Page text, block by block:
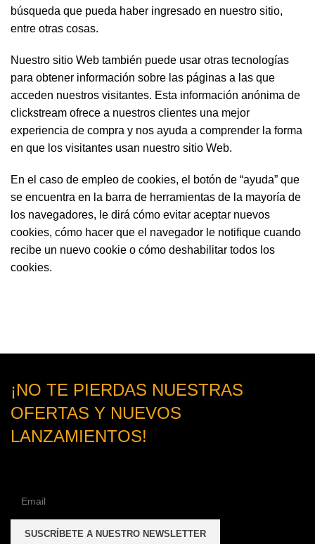
búsqueda que pueda haber ingresado en nuestro sitio,
entre otras cosas.
Nuestro sitio Web también puede usar otras tecnologías
para obtener información sobre las páginas a las que
acceden nuestros visitantes. Esta información anónima de
clickstream ofrece a nuestros clientes una mejor
experiencia de compra y nos ayuda a comprender la forma
en que los visitantes usan nuestro sitio Web.
En el caso de empleo de cookies, el botón de “ayuda” que
se encuentra en la barra de herramientas de la mayoría de
los navegadores, le dirá cómo evitar aceptar nuevos
cookies, cómo hacer que el navegador le notifique cuando
recibe un nuevo cookie o cómo deshabilitar todos los
cookies.
¡NO TE PIERDAS NUESTRAS
OFERTAS Y NUEVOS
LANZAMIENTOS!